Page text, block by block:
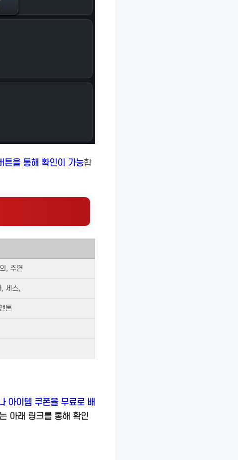
튼을 통해 확인이 가능합
, 주연
세스,
톤
아이템 쿠폰을 무료로 배
아래 링크를 통해 확인